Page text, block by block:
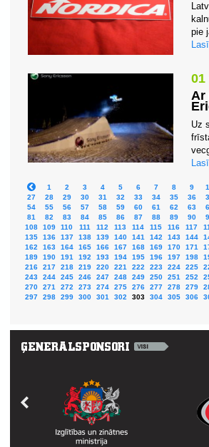
pie
01
Ar
Uz
1 2 3 4 5 6 7 8 9
27
28 29 30 31 32 33 34 35 36
54
55 56 57 58 59 60 61 62 63
81
82 83 84 85 86 87 88 89 90
108
109 110 111 112 113 114 115 116 117
135
136 137 138 139 140 141 142 143 144
162
163 164 165 166 167 168 169 170 171
189
190 191 192 193 194 195 196 197 198
216
217 218 219 220 221 222 223 224 225
243
244 245 246 247 248 249 250 251 252
270
271 272 273 274 275 276 277 278 279
297
298 299 300 301 302 303 304 305 306